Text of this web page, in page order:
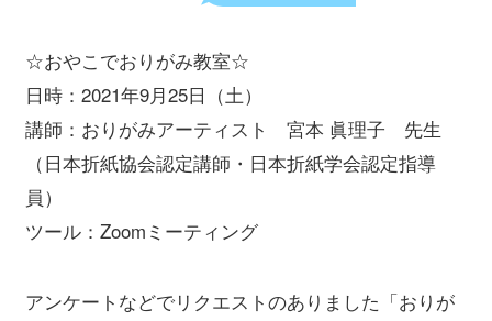
☆おやこでおりがみ教室☆
日時：2021年9月25日（土）
講師：おりがみアーティスト 宮本 眞理子 先生
（日本折紙協会認定講師・日本折紙学会認定指導
員）
ツール：Zoomミーティング
アンケートなどでリクエストのありました「おりが